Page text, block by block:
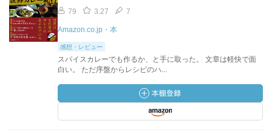
79 3.27 7
Amazon.co.jp・本
感想・レビュー
スパイスカレーでも作るか、と手に取った。 文章は軽快で面
白い。 ただ序盤からレシピのハ...